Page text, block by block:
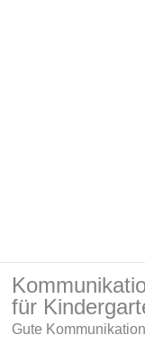
für
Gute